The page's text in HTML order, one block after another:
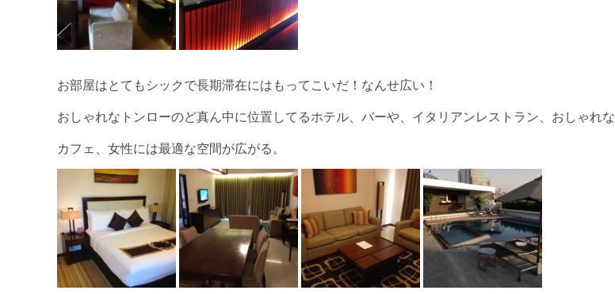
お部屋はとてもシックで長期滞在にはもってこいだ！なんせ広い！
おしゃれなトンローのど真ん中に位置してるホテル、バーや、イタリアンレストラン、おしゃれな
カフェ、女性には最適な空間が広がる。